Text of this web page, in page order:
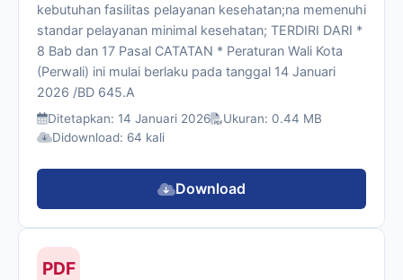
kebutuhan fasilitas pelayanan kesehatan;na memenuhi
standar pelayanan minimal kesehatan; TERDIRI DARI *
8 Bab dan 17 Pasal CATATAN * Peraturan Wali Kota
(Perwali) ini mulai berlaku pada tanggal 14 Januari
2026 /BD 645.A
Ditetapkan: 14 Januari 2026
Ukuran: 0.44 MB
Didownload: 64 kali
Download
PDF